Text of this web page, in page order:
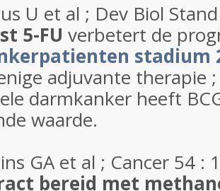
U et al ; Dev Biol
5-FU verbetert de
stadium
adjuvante therapie
darmkanker heeft
waarde.
GA et al ; Cancer 54 :
bereid met